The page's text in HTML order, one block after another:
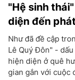
"Hệ sinh
diện đến
Như đã đề cập
Lê Quý Đôn" -
hiện diện ở quê
gian gắn với cuộc